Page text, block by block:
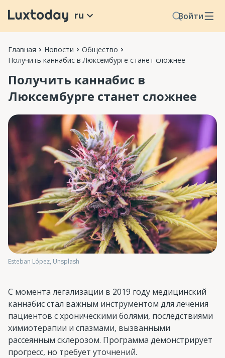
Войти
ru
Главная Новости
Общество
Получить каннабис в Люксембурге станет сложнее
Получить каннабис в
Люксембурге станет сложнее
Esteban López, Unsplash
С момента легализации в 2019 году медицинский
каннабис стал важным инструментом для лечения
пациентов с хроническими болями, последствиями
химиотерапии и спазмами, вызванными
рассеянным склерозом. Программа демонстрирует
прогресс, но требует уточнений.